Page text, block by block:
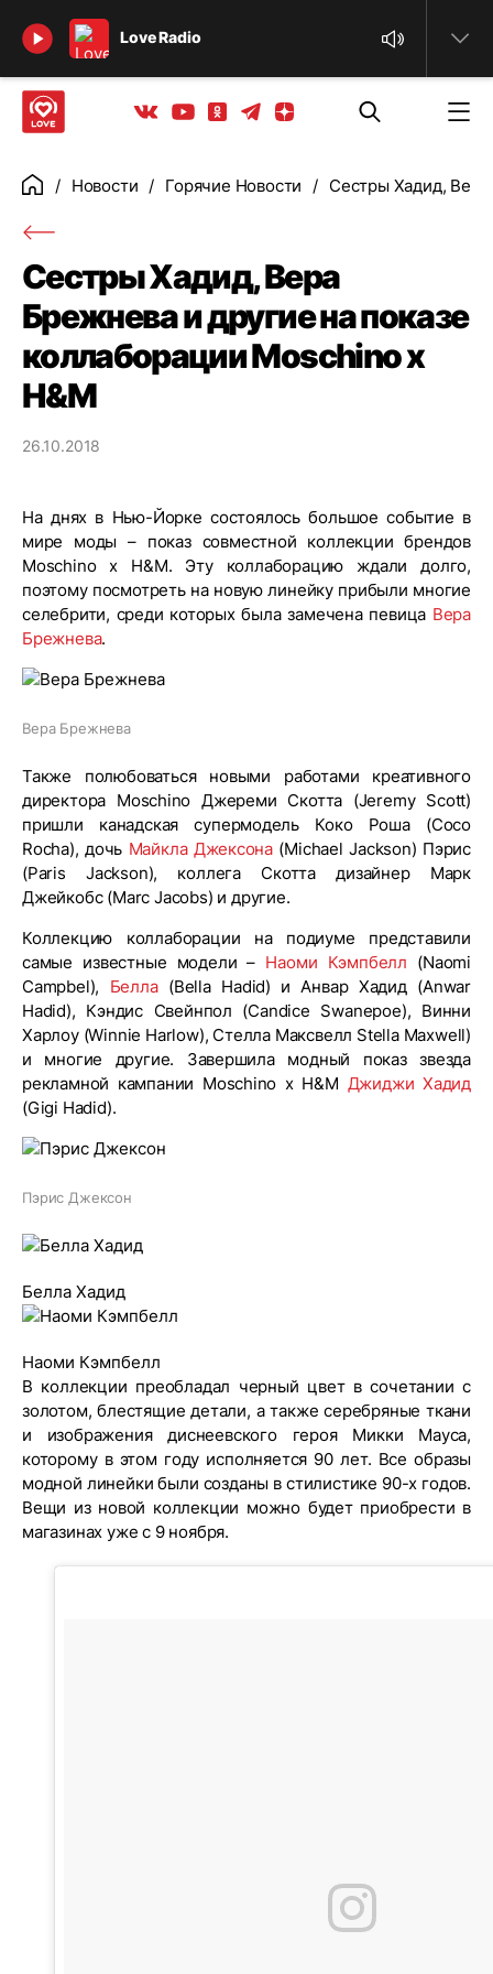
Love Radio
Найти
Вконтакте
YoutubeОдноклассники
ТелеграмЯндекс дзен
ГлавнаяНовости Горячие Новости Сестры Хадид, Вера
Сестры Хадид, Вера
Брежнева и другие на показе
коллаборации Moschino x
H&M
26.10.2018
На днях в Нью-Йорке состоялось большое событие в
мире моды – показ совместной коллекции брендов
Moschino x H&M. Эту коллаборацию ждали долго,
поэтому посмотреть на новую линейку прибыли многие
селебрити, среди которых была замечена певица Вера
Брежнева.
Вера Брежнева
Также полюбоваться новыми работами креативного
директора Moschino Джереми Скотта (Jeremy Scott)
пришли канадская супермодель Коко Роша (Coco
Rocha), дочь Майкла Джексона (Michael Jackson) Пэрис
(Paris Jackson), коллега Скотта дизайнер Марк
Джейкобс (Marc Jacobs) и другие.
Коллекцию коллаборации на подиуме представили
самые известные модели – Наоми Кэмпбелл (Naomi
Campbel), Белла(Bella Hadid) и Анвар Хадид (Anwar
Hadid), Кэндис Свейнпол (Candice Swanepoe), Винни
Харлоу (Winnie Harlow), Стелла Максвелл Stella Maxwell)
и многие другие. Завершила модный показ звезда
рекламной кампании Moschino x H&M Джиджи Хадид
(Gigi Hadid).
Пэрис Джексон
Белла Хадид
Наоми Кэмпбелл
В коллекции преобладал черный цвет в сочетании с
золотом, блестящие детали, а также серебряные ткани
и изображения диснеевского героя Микки Мауса,
которому в этом году исполняется 90 лет. Все образы
модной линейки были созданы в стилистике 90-х годов.
Вещи из новой коллекции можно будет приобрести в
магазинах уже с 9 ноября.